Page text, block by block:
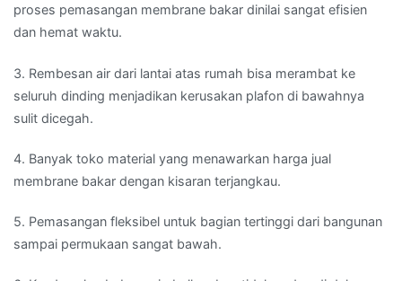
proses pemasangan membrane bakar dinilai sangat efisien
dan hemat waktu.
3. Rembesan air dari lantai atas rumah bisa merambat ke
seluruh dinding menjadikan kerusakan plafon di bawahnya
sulit dicegah.
4. Banyak toko material yang menawarkan harga jual
membrane bakar dengan kisaran terjangkau.
5. Pemasangan fleksibel untuk bagian tertinggi dari bangunan
sampai permukaan sangat bawah.